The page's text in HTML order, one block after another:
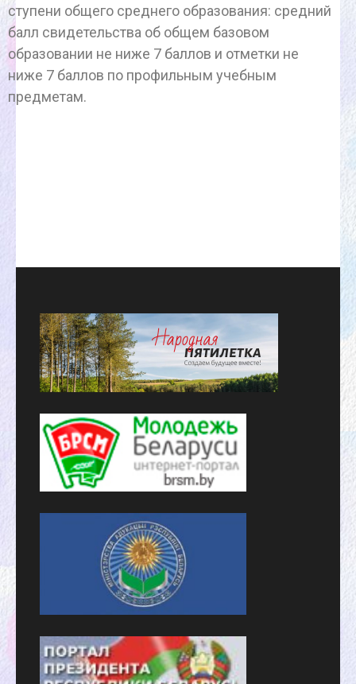
ступени общего среднего образования: средний
балл свидетельства об общем базовом
образовании не ниже 7 баллов и отметки не
ниже 7 баллов по профильным учебным
предметам.